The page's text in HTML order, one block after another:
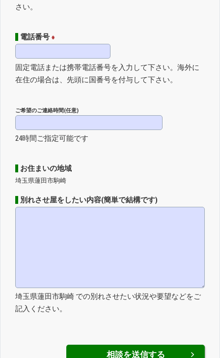
さい。
電話番号 ※
固定電話または携帯電話番号を入力して下さい。海外に
在住の場合は、先頭に国番号を付与して下さい。
ご希望のご連絡時間(任意)
24時間ご指定可能です
お住まいの地域
埼玉県蓮田市駒崎
別れさせ屋をしたい内容(簡単で結構です)
埼玉県蓮田市駒崎 での別れさせたい状況や要望などをご
記入ください。